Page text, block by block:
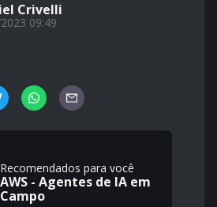
Crivelli
09:49
Recomendados para você
AWS - Agentes de IA em
Campo